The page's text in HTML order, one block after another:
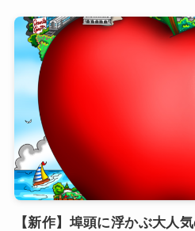
【新作】埠頭に浮かぶ大人